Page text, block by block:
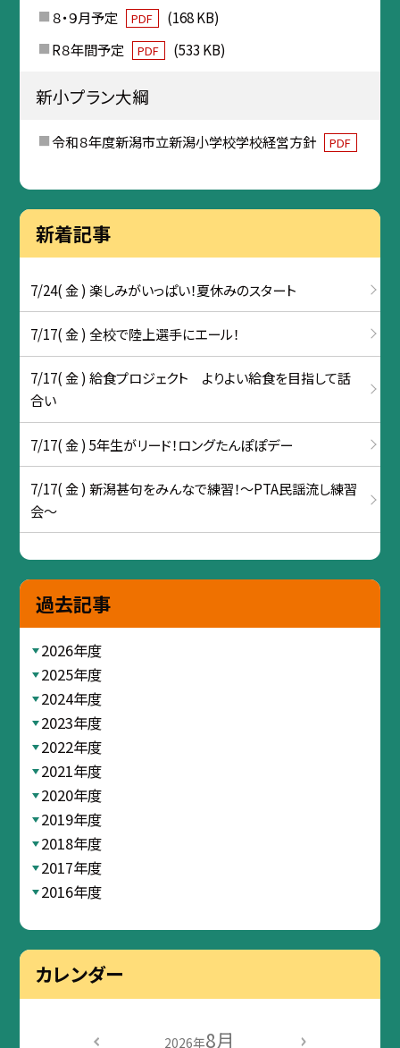
８・９月予定 PDF
(168 KB)
R８年間予定
PDF (533 KB)
新小プラン大綱
令和８年度新潟市立新潟小学校学校経営方針 PDF
新着記事
7/24( 金 ) 楽しみがいっぱい！夏休みのスタート
7/17( 金 ) 全校で陸上選手にエール！
7/17( 金 ) 給食プロジェクト よりよい給食を目指して話
合い
7/17( 金 ) 5年生がリード！ロングたんぽぽデー
7/17( 金 ) 新潟甚句をみんなで練習！～PTA民謡流し練習
会～
過去記事
2026年度
2025年度
2024年度
2023年度
2022年度
2021年度
2020年度
2019年度
2018年度
2017年度
2016年度
カレンダー
2026年8月